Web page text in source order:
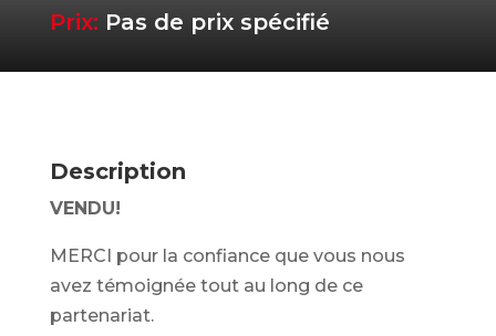
Prix: Pas de prix spécifié
Description
VENDU!
MERCI pour la confiance que vous nous
avez témoignée tout au long de ce
partenariat.